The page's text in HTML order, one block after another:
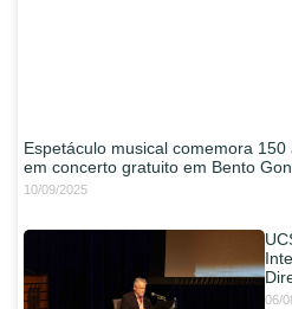
Espetáculo musical comemora
em concerto gratuito em Bento
10/09/2025
06/